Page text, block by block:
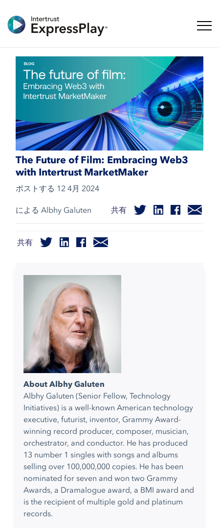
ナビ
The Future of Film: Embracing Web3
with Intertrust MarketMaker
ポストする 12 4月 2024
による Albhy Galuten 共有
共有
About Albhy Galuten
Albhy Galuten (Senior Fellow, Technology
Initiatives) is a well-known American technology
executive, futurist, inventor, Grammy Award-
winning record producer, composer, musician,
orchestrator, and conductor. He has produced
13 number 1 singles with songs and albums
selling over 100,000,000 copies. He has been
nominated for seven and won two Grammy
Awards, a Dramalogue award, a BMI award and
is the recipient of multiple gold and platinum
records.